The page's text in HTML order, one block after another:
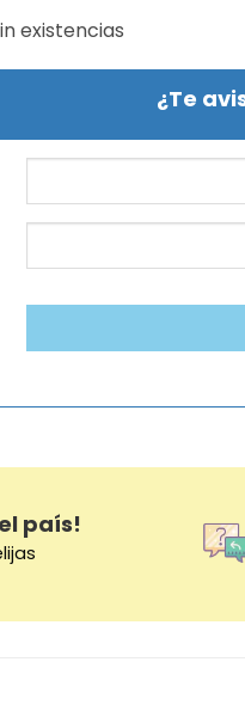
existencias
¿Te
país!